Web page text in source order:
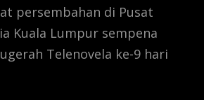
persembahan di Pusat
Kuala Lumpur sempena
Telenovela ke-9 hari